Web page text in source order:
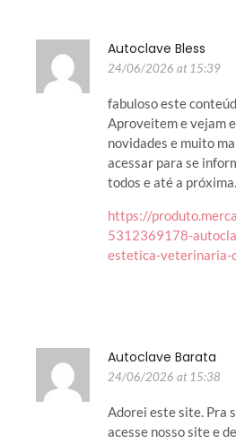
Autoclave Bless
24/06/2026 at 15:39
fabuloso este
Aproveitem e vejam
novidades e muito
acessar para se
todos e até a próxima.
https://
5312369178-
estetica-veterinaria-
Autoclave Barata
24/06/2026 at 15:38
Adorei este site. Pra
acesse nosso site e